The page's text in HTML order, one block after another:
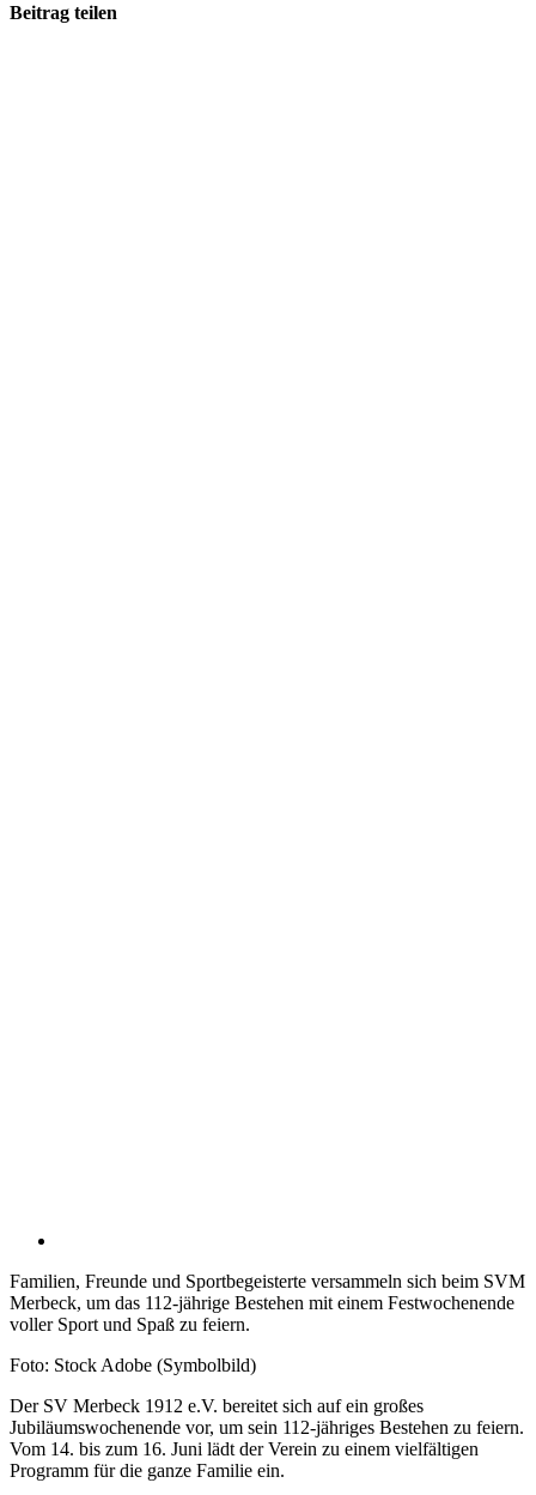
Beitrag teilen
Familien, Freunde und Sportbegeisterte versammeln sich beim SVM
Merbeck, um das 112-jährige Bestehen mit einem Festwochenende
voller Sport und Spaß zu feiern.
Foto: Stock Adobe (Symbolbild)
Der SV Merbeck 1912 e.V. bereitet sich auf ein großes
Jubiläumswochenende vor, um sein 112-jähriges Bestehen zu feiern.
Vom 14. bis zum 16. Juni lädt der Verein zu einem vielfältigen
Programm für die ganze Familie ein.